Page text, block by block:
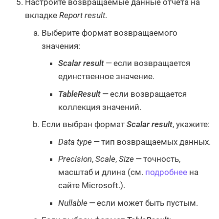
Настройте возвращаемые данные отчёта на
вкладке Report result.
Выберите формат возвращаемого
значения:
Scalar result — если возвращается
единственное значение.
TableResult — если возвращается
коллекция значений.
Если выбран формат Scalar result, укажите:
Data type — тип возвращаемых данных.
Precision, Scale, Size — точность,
масштаб и длина (см. подробнее на
сайте Microsoft.).
Nullable — если может быть пустым.